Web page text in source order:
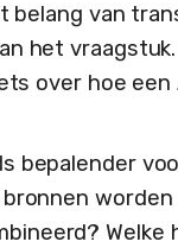
van
het
over hoe
bepalender
worden